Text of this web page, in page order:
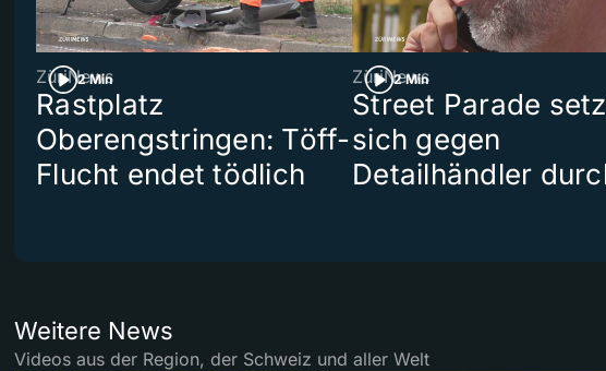
2 Min
ZüriNews
Rastplatz
Oberengstringen: Töff-
Flucht endet tödlich
2 Min
ZüriNews
Street Parade
sich gegen
Detailhändler
Weitere News
Videos aus der Region, der Schweiz und aller Welt